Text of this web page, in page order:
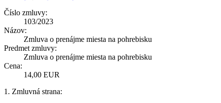
Číslo zmluvy:
103/2023
Názov:
Zmluva o prenájme miesta na pohrebisku
Predmet zmluvy:
Zmluva o prenájme miesta na pohrebisku
Cena:
14,00 EUR
1. Zmluvná strana: